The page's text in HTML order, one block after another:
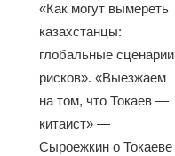
«Как могут вымереть
казахстанцы:
глобальные сценарии
рисков». «Выезжаем
на том, что Токаев —
китаист» —
Сыроежкин о Токаеве